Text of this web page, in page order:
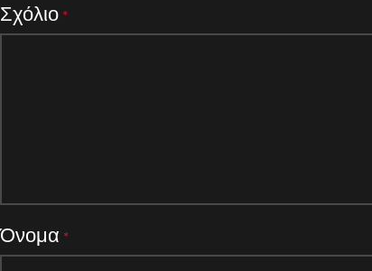
Σχόλιο *
Όνομα *